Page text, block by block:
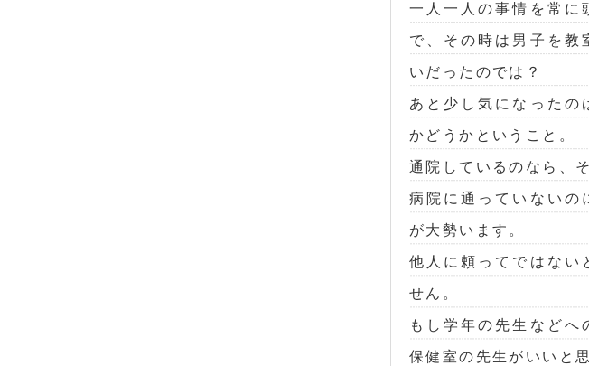
一人一人の事情を常に
で、その時は男子を教
いだったのでは？
あと少し気になったの
かどうかということ。
通院しているのなら、
病院に通っていないの
が大勢います。
他人に頼ってではない
せん。
もし学年の先生などへ
保健室の先生がいいと